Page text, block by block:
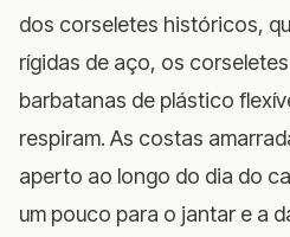
dos corseletes históricos,
rígidas de aço, os
barbatanas de plástico
respiram. As costas
aperto ao longo do dia do
um pouco para o jantar e a